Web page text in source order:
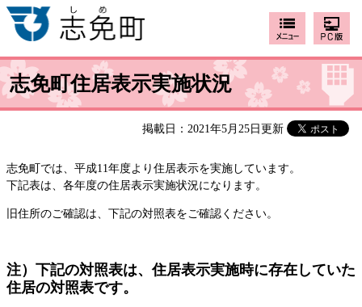
志免町住居表示実施状況
掲載日：2021年5月25日更新
志免町では、平成11年度より住居表示を実施しています。
下記表は、各年度の住居表示実施状況になります。
旧住所のご確認は、下記の対照表をご確認ください。
注）下記の対照表は、住居表示実施時に存在していた
住居の対照表です。